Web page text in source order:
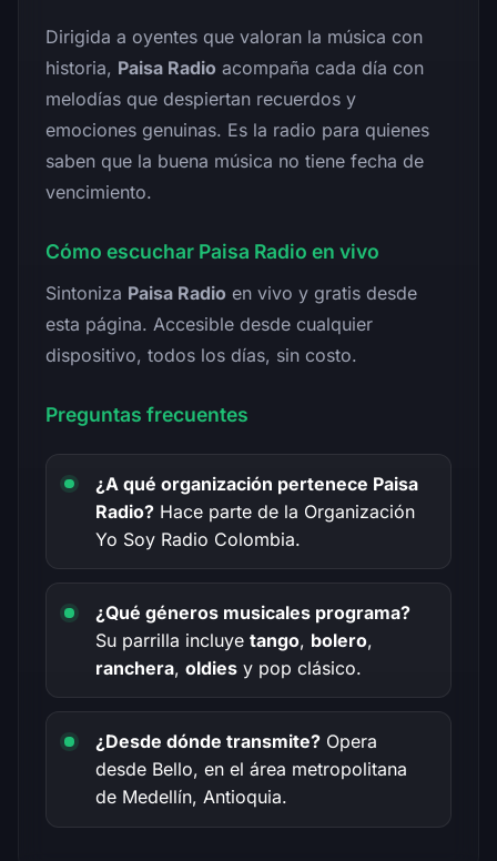
Dirigida a oyentes que valoran la música con
historia, Paisa Radio acompaña cada día con
melodías que despiertan recuerdos y
emociones genuinas. Es la radio para quienes
saben que la buena música no tiene fecha de
vencimiento.
Cómo escuchar Paisa Radio en vivo
Sintoniza Paisa Radio en vivo y gratis desde
esta página. Accesible desde cualquier
dispositivo, todos los días, sin costo.
Preguntas frecuentes
¿A qué organización pertenece Paisa
Radio? Hace parte de la Organización
Yo Soy Radio Colombia.
¿Qué géneros musicales programa?
Su parrilla incluye tango, bolero,
ranchera, oldies y pop clásico.
¿Desde dónde transmite? Opera
desde Bello, en el área metropolitana
de Medellín, Antioquia.